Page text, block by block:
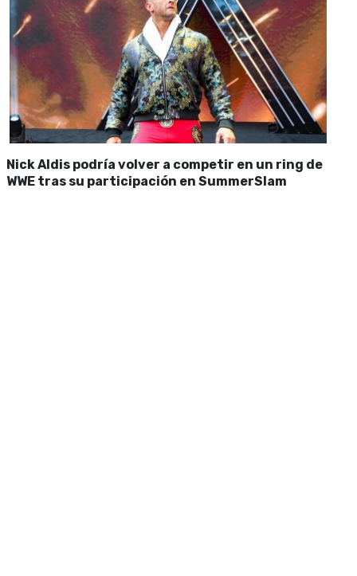
Nick Aldis podría volver a competir en un ring de
WWE tras su participación en SummerSlam